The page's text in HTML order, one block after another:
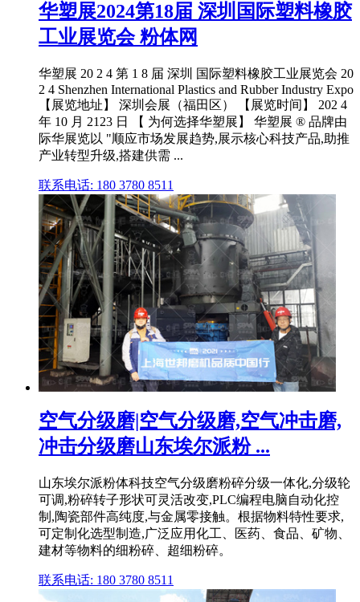
华塑展2024第18届 深圳国际塑料橡胶
工业展览会 粉体网
华塑展 20 2 4 第 1 8 届 深圳 国际塑料橡胶工业展览会 20
2 4 Shenzhen International Plastics and Rubber Industry Expo
【展览地址】 深圳会展（福田区） 【展览时间】 202 4
年 10 月 2123 日 【 为何选择华塑展】 华塑展 ® 品牌由
际华展览以 "顺应市场发展趋势,展示核心科技产品,助推
产业转型升级,搭建供需 ...
联系电话: 180 3780 8511
空气分级磨|空气分级磨,空气冲击磨,
冲击分级磨山东埃尔派粉 ...
山东埃尔派粉体科技空气分级磨粉碎分级一体化,分级轮
可调,粉碎转子形状可灵活改变,PLC编程电脑自动化控
制,陶瓷部件高纯度,与金属零接触。根据物料特性要求,
可定制化选型制造,广泛应用化工、医药、食品、矿物、
建材等物料的细粉碎、超细粉碎。
联系电话: 180 3780 8511